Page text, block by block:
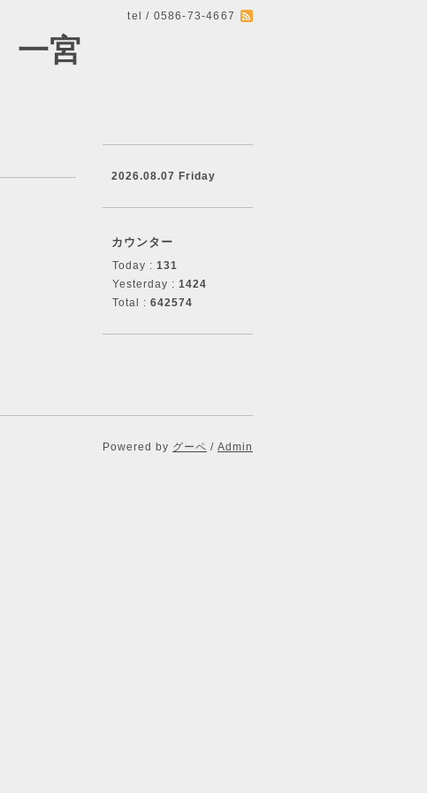
tel / 0586-73-4667
一宮
2026.08.07 Friday
カウンター
Today : 131
Yesterday : 1424
Total : 642574
Powered by グーペ / Admin